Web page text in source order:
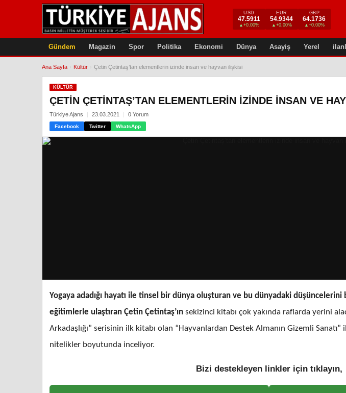
USD
47.5911
▲+0.00%
EUR
54.9344
▲+0.00%
GBP
64.1736
▲+0.00%
Gündem Magazin Spor Politika Ekonomi Dünya Asayiş Yerel
Ana Sayfa Kültür Çetin Çetintaş’tan elementlerin izinde insan ve hayvan ilişkisi
KÜLTÜR
ÇETIN ÇETINTAŞ’TAN ELEMENTLERIN IZINDE INSAN VE
Türkiye Ajans 23.03.2021 0 Yorum
Facebook Twitter WhatsApp
Yogaya adadığı hayatı ile tinsel bir dünya oluşturan ve bu dünyadaki düşüncelerini
eğitimlerle ulaştıran Çetin Çetintaş’ın sekizinci kitabı çok yakında raflarda yerini
Arkadaşlığı” serisinin ilk kitabı olan “Hayvanlardan Destek Almanın Gizemli
nitelikler boyutunda inceliyor.
Bizi destekleyen linkler için tıklayın,